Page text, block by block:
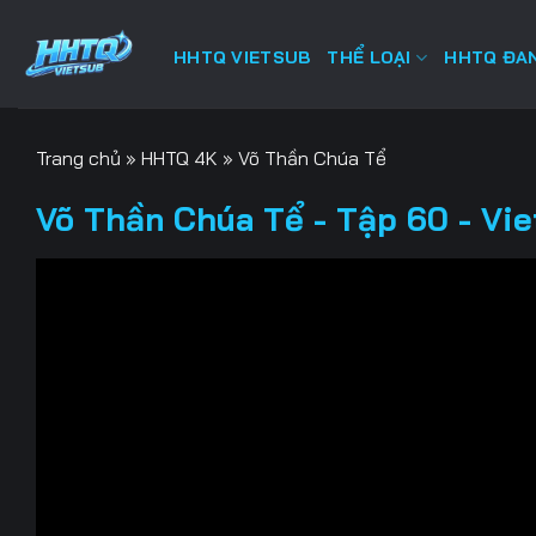
HHTQ VIETSUB THỂ LOẠI HHTQ
Trang chủ » HHTQ 4K » Võ Thần Chúa Tể
Võ Thần Chúa Tể - Tập 60 -